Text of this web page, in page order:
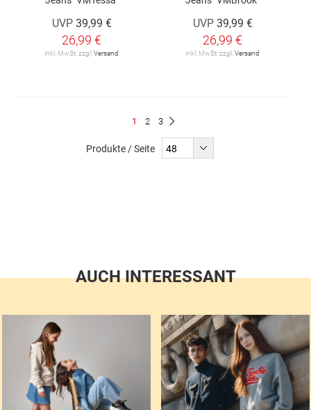
UVP 39,99 €
26,99 €
inkl. MwSt. zzgl. Versand
UVP 39,99 €
26,99 €
inkl. MwSt. zzgl. Versand
Du
1 Seite
2 Seite
3
Produkte / Seite
AUCH INTERESSANT